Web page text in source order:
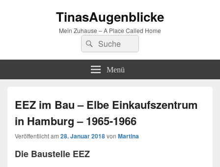
TinasAugenblicke
Mein Zuhause – A Place Called Home
Suchen
nach:
Suchen
Menü
EEZ im Bau – Elbe Einkaufszentrum
in Hamburg – 1965-1966
Veröffentlicht am 28. Januar 2018von Martina
Die Baustelle EEZ